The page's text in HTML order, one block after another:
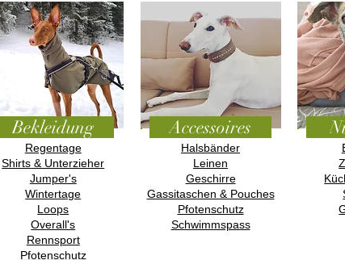
Regentage
Shirts & Unterzieher
Jumper's
Wintertage
Loops
Overall's
Rennsport
Pfotenschutz
Bekleidung
Halsbänder
Leinen
Geschirre
Gassitaschen & Pouches
Pfotenschutz
Schwimmspass
Accessoires